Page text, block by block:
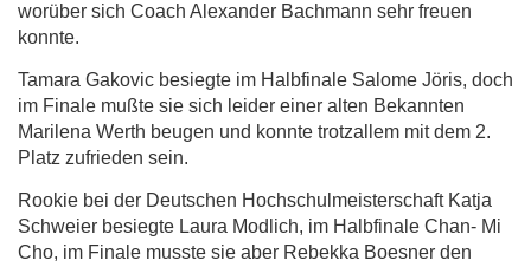
worüber sich Coach Alexander Bachmann sehr freuen
konnte.
Tamara Gakovic besiegte im Halbfinale Salome Jöris, doch
im Finale mußte sie sich leider einer alten Bekannten
Marilena Werth beugen und konnte trotzallem mit dem 2.
Platz zufrieden sein.
Rookie bei der Deutschen Hochschulmeisterschaft Katja
Schweier besiegte Laura Modlich, im Halbfinale Chan- Mi
Cho, im Finale musste sie aber Rebekka Boesner den